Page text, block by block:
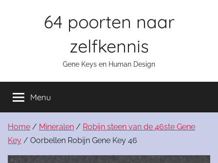
64 poorten naar
zelfkennis
Gene Keys en Human Design
Menu
Home / Mineralen / Robijn steen van de 46ste Gene
Key / Oorbellen Robijn Gene Key 46